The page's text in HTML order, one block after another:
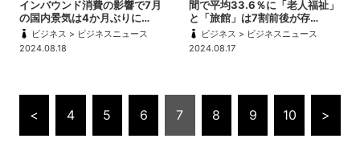
インバウンド消費の影響で7月
の国内景気は4か月ぶりに…
ビジネス > ビジネスニュース
2024.08.18
間で平均33.6％に「老人福祉」
と「旅館」は7割前後が存…
ビジネス > ビジネスニュース
2024.08.17
< 4 5 6 7 8 9 10 >